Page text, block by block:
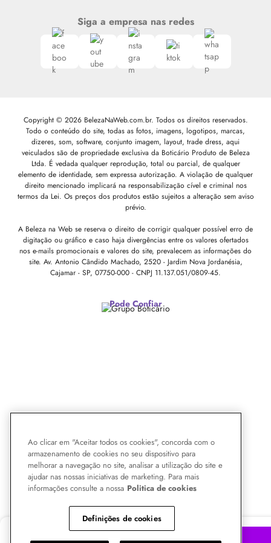
Siga a empresa nas redes
Copyright © 2026 BelezaNaWeb.com.br. Todos os direitos reservados.
Todo o conteúdo do site, todas as fotos, imagens, logotipos, marcas,
dizeres, som, software, conjunto imagem, layout, trade dress, aqui
veiculados são de propriedade exclusiva da Boticário Produto de Beleza
Ltda. É vedada qualquer reprodução, total ou parcial, de qualquer
elemento de identidade, sem expressa autorização. A violação de qualquer
direito mencionado implicará na responsabilização cível e criminal nos
termos da Lei. Os preços dos produtos estão sujeitos a alteração sem aviso
prévio.
A Beleza na Web se reserva o direito de corrigir qualquer possível erro de
digitação ou gráfico e caso haja divergências entre os valores ofertados
nos e-mails promocionais e valores do site, prevalecem as informações do
site. Av. Antonio Cândido Machado, 2520 - Jardim Nova Jordanésia,
Cajamar - SP, 07750-000 - CNPJ 11.137.051/0809-45.
Pode Confiar
Ao clicar em "Aceitar todos os cookies", concorda com o
armazenamento de cookies no seu dispositivo para
melhorar a navegação no site, analisar a utilização do site e
ajudar nas nossas iniciativas de marketing. Para mais
informações consulte a nossa Politica de cookies
Definições de cookies